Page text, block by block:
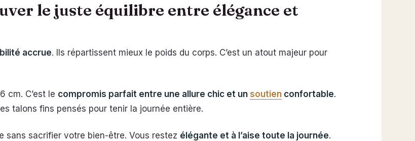
le juste équilibre entre élégance et
accrue. Ils répartissent mieux le poids du corps. C’est un atout majeur pour
cm. C’est le compromis parfait entre une allure chic et un soutien confortable.
talons fins pensés pour tenir la journée entière.
sans sacrifier votre bien-être. Vous restez élégante et à l’aise toute la journée.